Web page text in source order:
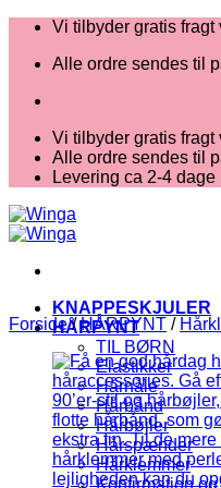
Fortsæt
indhold
Vi tilbyder gratis fragt
Alle ordre sendes til
Vi tilbyder gratis fragt
Alle ordre sendes til
Levering ca 2-4 dage
KNAPPESKJULER
HÅRPYNT
TIL BØRN
Elastikker
Hårnåle
Hårbånd
Hårbøjler
Hårspænder
Hårklemmer
Konfirmation
Forside / HÅRPYNT /